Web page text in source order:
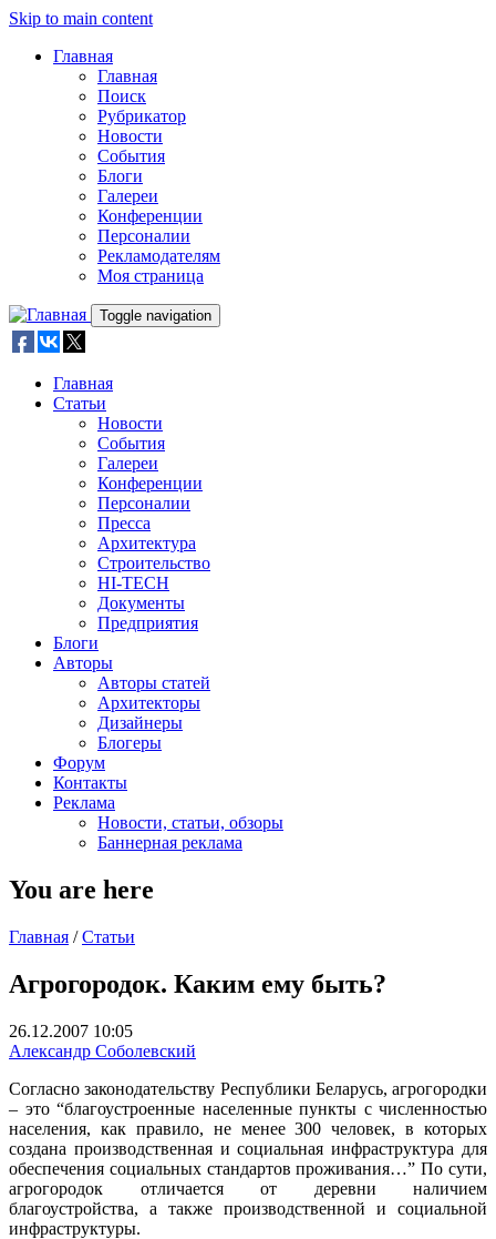
Skip to main content
Главная
Главная
Поиск
Рубрикатор
Новости
События
Блоги
Галереи
Конференции
Персоналии
Рекламодателям
Моя страница
Toggle navigation
Главная
Статьи
Новости
События
Галереи
Конференции
Персоналии
Пресса
Архитектура
Строительство
HI-TECH
Документы
Предприятия
Блоги
Авторы
Авторы статей
Архитекторы
Дизайнеры
Блогеры
Форум
Контакты
Реклама
Новости, статьи, обзоры
Баннерная реклама
You are here
Главная / Статьи
Агрогородок. Каким ему быть?
26.12.2007 10:05
Александр Соболевский
Cогласно законодательству Республики Беларусь, агрогородки
– это “благоустроенные населенные пункты с численностью
населения, как правило, не менее 300 человек, в которых
создана производственная и социальная инфраструктура для
обеспечения социальных стандартов проживания…” По сути,
агрогородок отличается от деревни наличием
благоустройства, а также производственной и социальной
инфраструктуры.